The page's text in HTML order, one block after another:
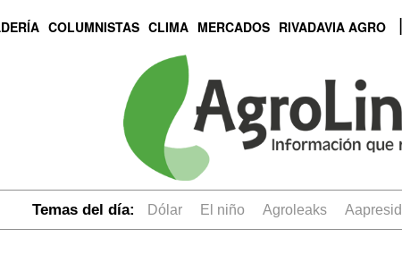
COLUMNISTAS CLIMA MERCADOS RIVADAVIA AGRO
Temas del día: dólar el niño Agroleaks aapresid